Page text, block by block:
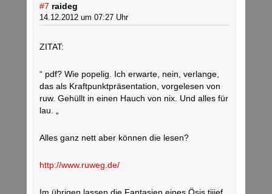
#7 raideg
14.12.2012 um 07:27 Uhr
ZITAT:
“ pdf? Wie popelig. Ich erwarte, nein, verlange,
das als Kraftpunktpräsentation, vorgelesen von
ruw. Gehüllt in einen Hauch von nix. Und alles für
lau. „
Alles ganz nett aber können die lesen?
http://www.ruweg.de/